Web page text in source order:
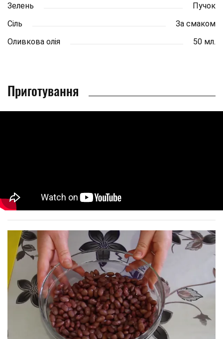
Зелень
Пучок
Сіль
За смаком
Оливкова олія
50 мл.
Приготування